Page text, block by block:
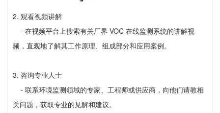
2. 观看视频讲解
- 在视频平台上搜索有关厂界 VOC 在线监测系统的讲解视
频，直观地了解其工作原理、组成部分和应用案例。
3. 咨询专业人士
- 联系环境监测领域的专家、工程师或供应商，向他们请教相
关问题，获取专业的见解和建议。